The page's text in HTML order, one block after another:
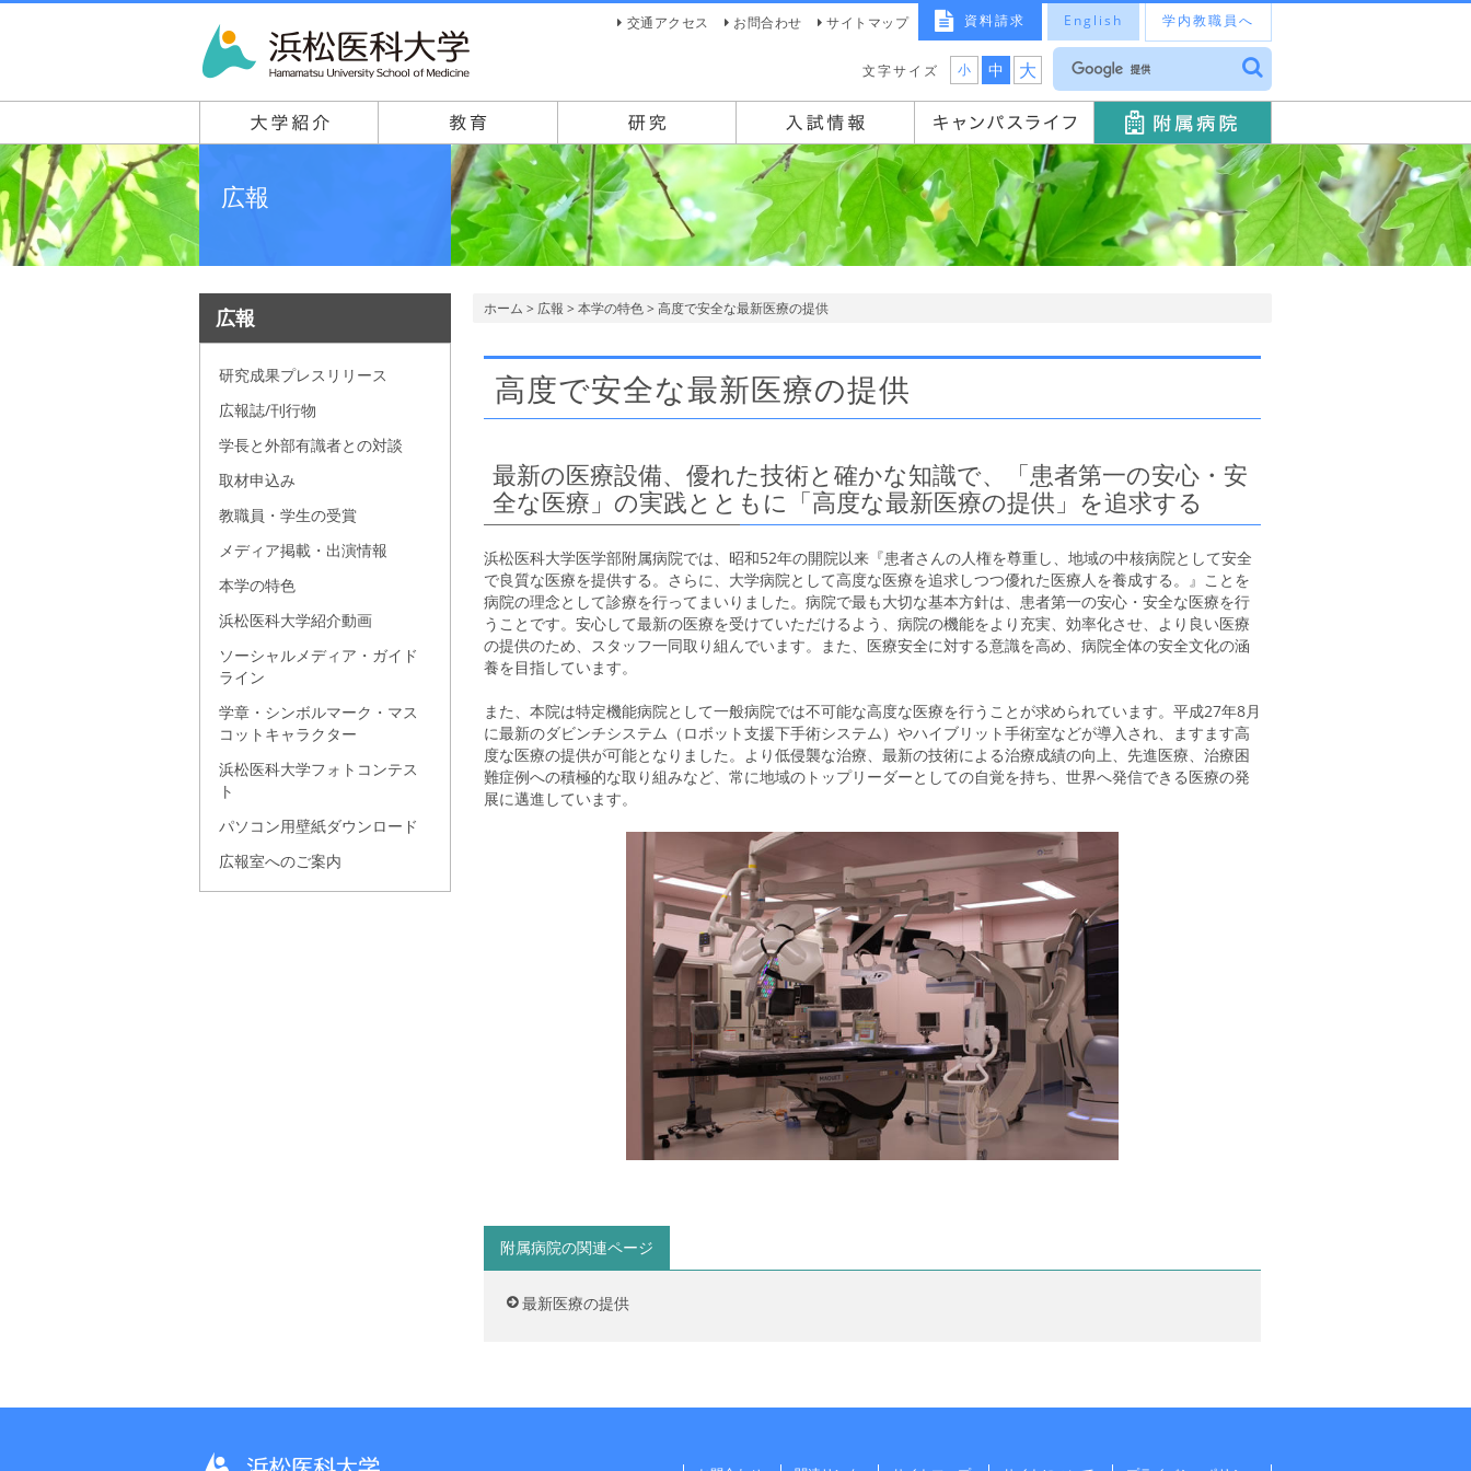
資料請求 English 学内教職員へ
交通アクセス お問合わせ サイトマップ
文字サイズ 小 中 大
広報
ホーム > 広報 > 本学の特色> 高度で安全な最新医療の提供
高度で安全な最新医療の提供
最新の医療設備、優れた技術と確かな知識で、「患者第一の安心・安
全な医療」の実践とともに「高度な最新医療の提供」を追求する
浜松医科大学医学部附属病院では、昭和52年の開院以来『患者さんの人権を尊重し、地域の中核病院として安全
で良質な医療を提供する。さらに、大学病院として高度な医療を追求しつつ優れた医療人を養成する。』ことを
病院の理念として診療を行ってまいりました。病院で最も大切な基本方針は、患者第一の安心・安全な医療を行
うことです。安心して最新の医療を受けていただけるよう、病院の機能をより充実、効率化させ、より良い医療
の提供のため、スタッフ一同取り組んでいます。また、医療安全に対する意識を高め、病院全体の安全文化の涵
養を目指しています。
また、本院は特定機能病院として一般病院では不可能な高度な医療を行うことが求められています。平成27年8月
に最新のダビンチシステム（ロボット支援下手術システム）やハイブリット手術室などが導入され、ますます高
度な医療の提供が可能となりました。より低侵襲な治療、最新の技術による治療成績の向上、先進医療、治療困
難症例への積極的な取り組みなど、常に地域のトップリーダーとしての自覚を持ち、世界へ発信できる医療の発
展に邁進しています。
附属病院の関連ページ
最新医療の提供
広報
研究成果プレスリリース
広報誌/刊行物
学長と外部有識者との対談
取材申込み
教職員・学生の受賞
メディア掲載・出演情報
本学の特色
浜松医科大学紹介動画
ソーシャルメディア・ガイド
ライン
学章・シンボルマーク・マス
コットキャラクター
浜松医科大学フォトコンテス
ト
パソコン用壁紙ダウンロード
広報室へのご案内